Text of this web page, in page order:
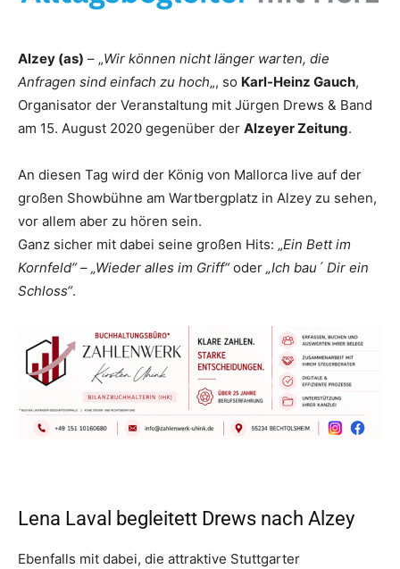
Alzey (as) – „Wir können nicht länger warten, die
Anfragen sind einfach zu hoch„, so Karl-Heinz Gauch,
Organisator der Veranstaltung mit Jürgen Drews & Band
am 15. August 2020 gegenüber der Alzeyer Zeitung.
An diesen Tag wird der König von Mallorca live auf der
großen Showbühne am Wartbergplatz in Alzey zu sehen,
vor allem aber zu hören sein.
Ganz sicher mit dabei seine großen Hits: „Ein Bett im
Kornfeld“– „Wieder alles im Griff“oder „Ich bau´ Dir ein
Schloss“.
Lena Laval begleitett Drews nach Alzey
Ebenfalls mit dabei, die attraktive Stuttgarter